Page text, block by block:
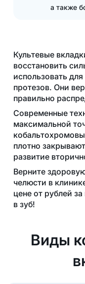
а также
Культевые
восстановить
использовать
протезов. Они
правильно
Современные
максимальной
плотно
развитие
Верните
челюсти в
цене от рублей
в зуб!
Виды